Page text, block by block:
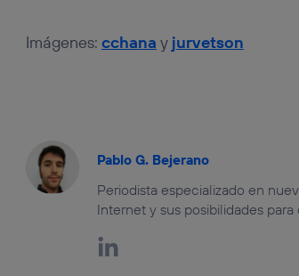
Imágenes: cchana y jurvetson
Pablo G. Bejerano
Periodista especializado en
Internet y sus posibilidades para